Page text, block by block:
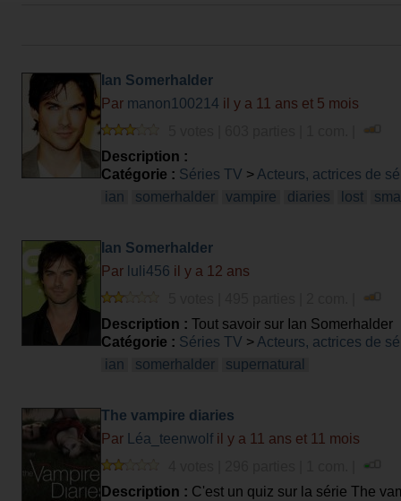
Ian Somerhalder
Par manon100214 il y a 11 ans et 5 mois
Description :
Catégorie : Séries TV > Acteurs, actrices de
ian
somerhalder vampire diaries lost
Ian Somerhalder
Par luli456 il y a 12 ans
Description : Tout savoir sur Ian Somerhalder
Catégorie : Séries TV > Acteurs, actrices de
ian
somerhalder supernatural
The vampire diaries
Par
Léa_teenwolf il y a 11 ans et 11 mois
Description : C'est un quiz sur la série The